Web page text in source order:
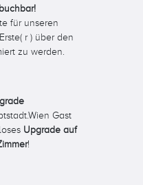
für unseren
r ) über den
zu werden.
Gast
Upgrade auf
!